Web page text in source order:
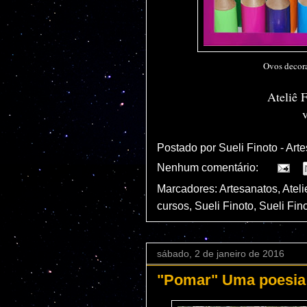
Ovos
Ateliê
Postado por Sueli Finoto -
Nenhum comentário:
Marcadores: Artesanatos,
cursos, Sueli Finoto, Sueli
sábado, 2 de janeiro de 2016
"Pomar" Uma